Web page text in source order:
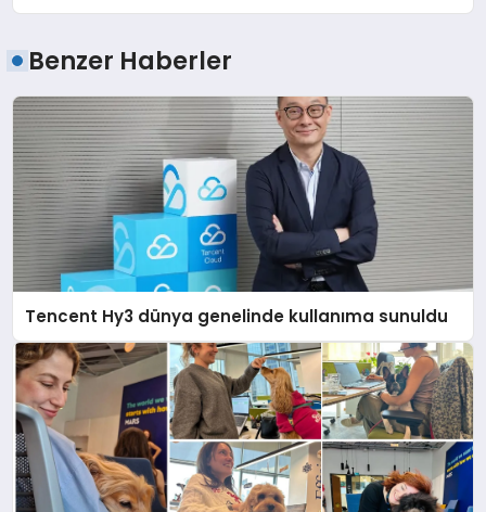
Benzer Haberler
Tencent Hy3 dünya genelinde kullanıma sunuldu